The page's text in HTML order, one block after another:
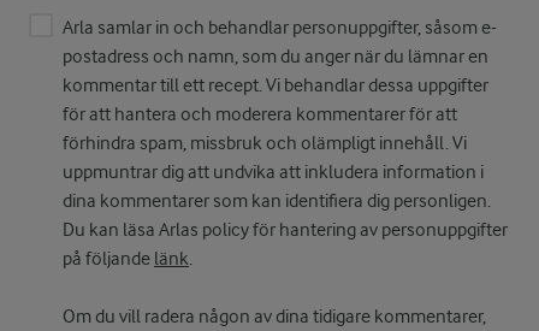
Arla samlar in och behandlar personuppgifter, såsom e-
postadress och namn, som du anger när du lämnar en
kommentar till ett recept. Vi behandlar dessa uppgifter
för att hantera och moderera kommentarer för att
förhindra spam, missbruk och olämpligt innehåll. Vi
uppmuntrar dig att undvika att inkludera information i
dina kommentarer som kan identifiera dig personligen.
Du kan läsa Arlas policy för hantering av personuppgifter
på följande länk.
Om du vill radera någon av dina tidigare kommentarer,